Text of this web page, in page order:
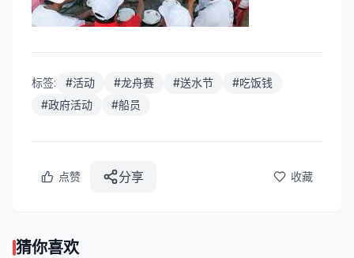
标签: #活动 #龙舟赛 #送水节 #吃饭钱
#政府活动 #船员
点赞 分享 收藏
猜你喜欢